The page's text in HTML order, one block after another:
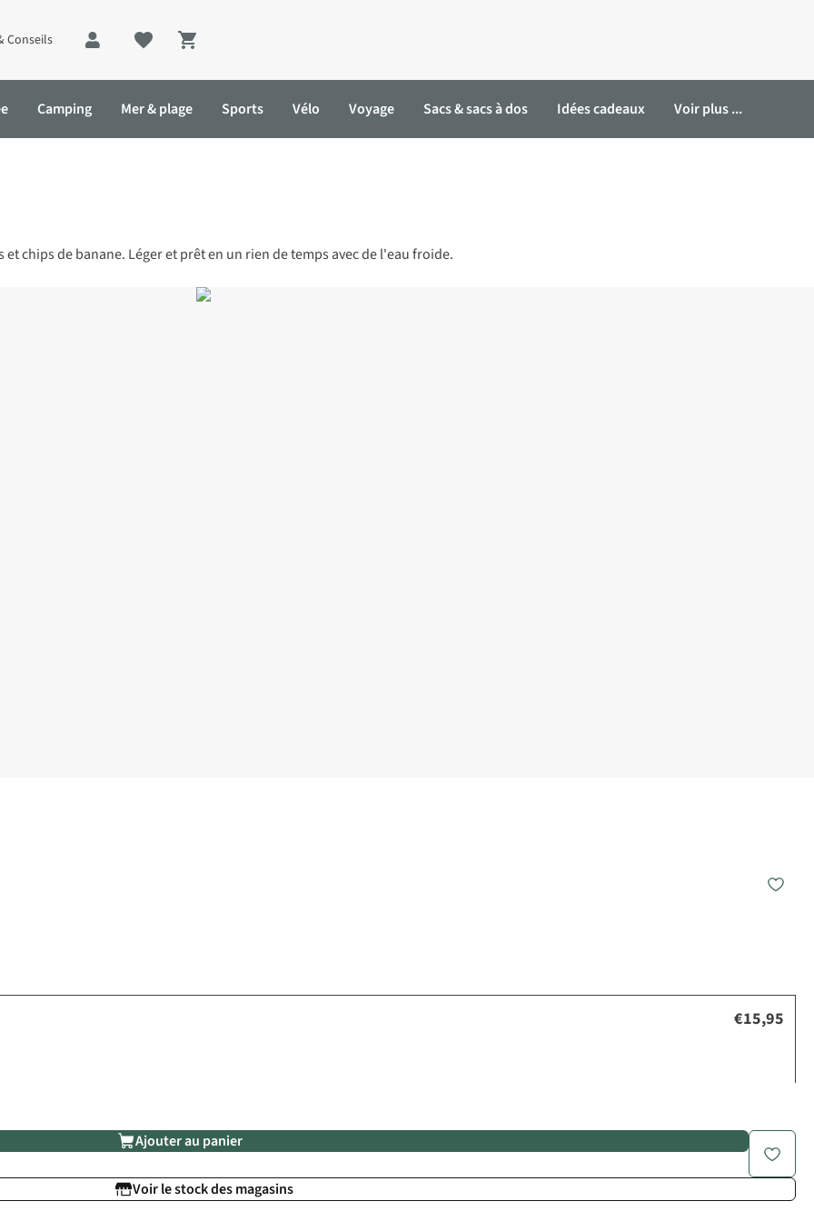
Conseils
Shopping cart
Camping Mer & plage Sports Vélo Voyage Sacs & sacs à dos Idées cadeaux Voir plus ...
chips de banane. Léger et prêt en un rien de temps avec de l'eau froide.
€15,95
Ajouter au panier
Voir le stock des magasins